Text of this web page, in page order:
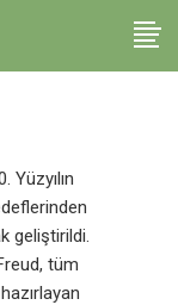
Yüzyılın
geliştirildi.
tüm